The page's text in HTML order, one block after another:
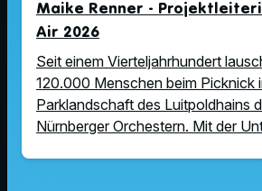
Maike Renner -
Air 2026
Seit einem Vierteljahrhundert
120.000 Menschen beim Picknick
Parklandschaft des Luitpoldhains
Nürnberger Orchestern. Mit der